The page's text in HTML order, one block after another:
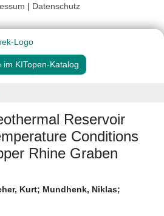
| Datenschutz
im KITopen-Katalog
Reservoir
Conditions
Rhine Graben
Kurt; Mundhenk, Niklas;